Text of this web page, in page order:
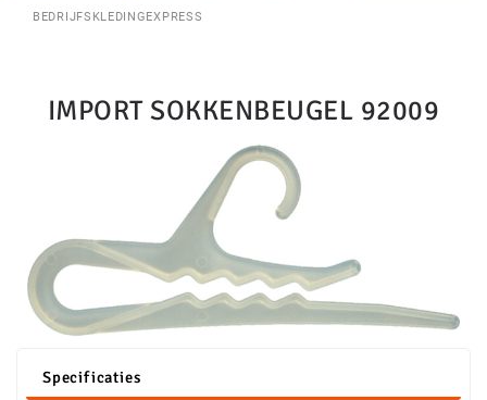
BEDRIJFSKLEDINGEXPRESS
IMPORT SOKKENBEUGEL 92009
Specificaties